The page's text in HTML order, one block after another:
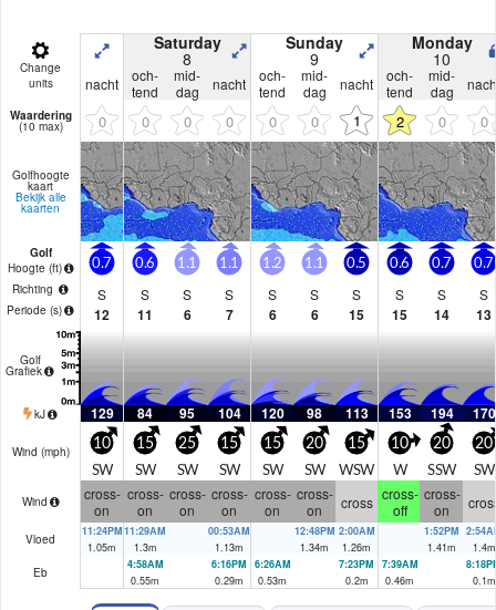
Change
units
Saturday
8
Sunday
9
Monday
10
nacht
och-
tend
mid-
dag
nacht
och-
tend
mid-
dag
nacht
och-
tend
mid-
dag
Waardering
(10 max) 0 0 0 0 0 0 1 2 0 0
Golfhoogte
kaart
Bekijk alle
kaarten
Golf
Hoogte (ft)
Richting
Periode (s)
0.7
S
12
0.6
S
11
1.1
S
6
1.1
S
7
1.2
S
6
1.1
S
6
0.5
S
15
0.6
S
15
0.7
S
14
0.7
S
13
Golf
Grafiek
kJ 129 84 95 104 120 98 113 153 194 170
Wind (mph) 10
SW
15
SW
25
SW
15
SW
15
SW
20
SW
15
WSW
10
W
20
SSW
20
SW
Wind
cross-
on
cross-
on
cross-
on
cross-
on
cross-
on
cross-
on
cross cross-
off
cross-
on
Vloed
11:24PM
1.05m
11:29AM
1.3m
00:53AM
1.13m
12:48PM
1.34m
2:00AM
1.26m
1:52PM
1.41m
1.4m
Eb
4:58AM
0.55m
6:16PM
0.29m
6:26AM
0.53m
7:23PM
0.2m
7:39AM
0.46m
0.1m